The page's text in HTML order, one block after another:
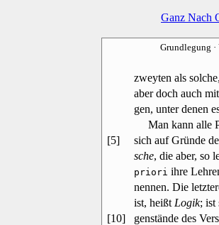
Ganz Nach
Grundlegung
zweyten als
aber doch auch
gen, unter denen
Man kann alle
[5]
sich auf Gründe
sche, die aber, so
priori ihre
nennen. Die
ist, heißt Logik; ist
[10]
genstände des